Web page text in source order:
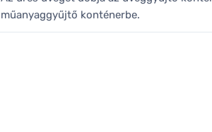
műanyaggyűjtő konténerbe.